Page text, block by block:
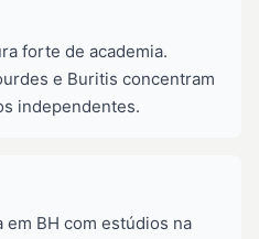
forte de academia.
e Buritis concentram
independentes.
em BH com estúdios na